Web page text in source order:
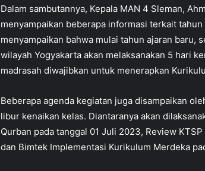
Dalam sambutannya, Kepala MAN 4 Sleman,
menyampaikan beberapa informasi terkait
menyampaikan bahwa mulai tahun ajaran baru,
wilayah Yogyakarta akan melaksanakan 5 hari
madrasah diwajibkan untuk menerapkan
Beberapa agenda kegiatan juga disampaikan
libur kenaikan kelas. Diantaranya akan
Qurban pada tanggal 01 Juli 2023, Review
dan Bimtek Implementasi Kurikulum Merdeka